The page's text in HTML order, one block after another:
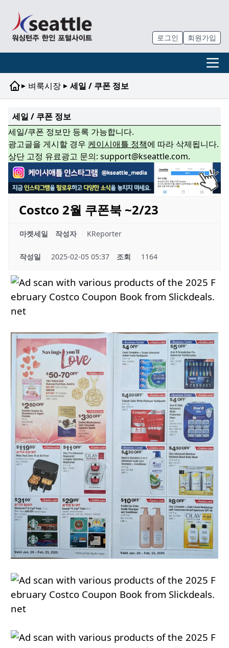
로그인 회원가입
▸ 벼룩시장 ▸ 세일 / 쿠폰 정보
세일 / 쿠폰 정보
세일/쿠폰 정보만 등록 가능합니다.
광고글을 게시할 경우 케이시애틀 정책에 따라 삭제됩니다.
상단 고정 유료광고 문의: support@kseattle.com.
Costco 2월 쿠폰북 ~2/23
마켓세일 작성자 KReporter
작성일 2025-02-05 05:37 조회 1164